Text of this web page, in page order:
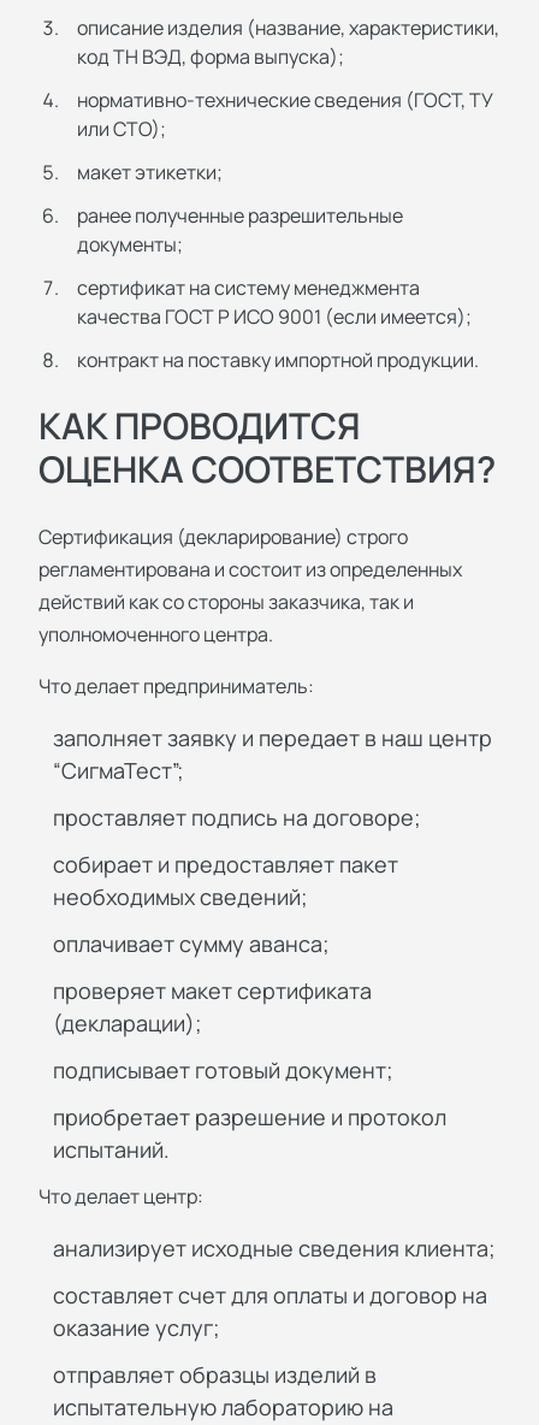
описание изделия (название, характеристики,
код ТН ВЭД, форма выпуска);
нормативно-технические сведения (ГОСТ, ТУ
или СТО);
макет этикетки;
ранее полученные разрешительные
документы;
сертификат на систему менеджмента
качества ГОСТ Р ИСО 9001 (если имеется);
контракт на поставку импортной продукции.
КАК ПРОВОДИТСЯ
ОЦЕНКА СООТВЕТСТВИЯ?
Сертификация (декларирование) строго
регламентирована и состоит из определенных
действий как со стороны заказчика, так и
уполномоченного центра.
Что делает предприниматель:
заполняет заявку и передает в наш центр
“СигмаТест”;
проставляет подпись на договоре;
собирает и предоставляет пакет
необходимых сведений;
оплачивает сумму аванса;
проверяет макет сертификата
(декларации);
подписывает готовый документ;
приобретает разрешение и протокол
испытаний.
Что делает центр:
анализирует исходные сведения клиента;
составляет счет для оплаты и договор на
оказание услуг;
отправляет образцы изделий в
испытательную лабораторию на